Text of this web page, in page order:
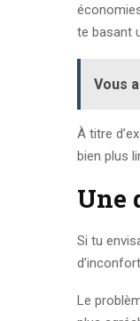
te basant
Vous
À titre
bien plus
Une
Si tu
Le